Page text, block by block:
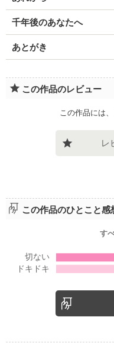
千年後のあなたへ
あとがき
この作品のレビュー
この作品には
レ
この作品のひとこと感
す